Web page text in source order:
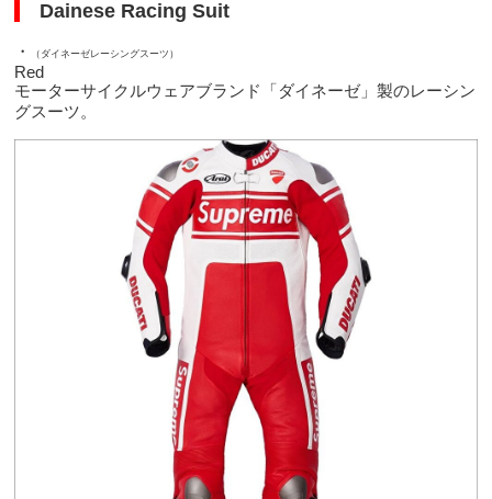
Dainese Racing Suit
・ （ダイネーゼレーシングスーツ）
Red
モーターサイクルウェアブランド「ダイネーゼ」製のレーシン
グスーツ。